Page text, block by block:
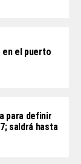
en el puerto
para definir
saldrá hasta